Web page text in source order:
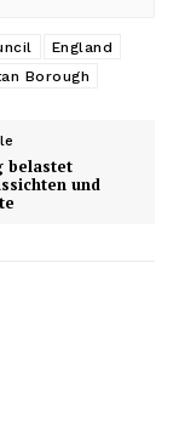
England
Borough
belastet
und